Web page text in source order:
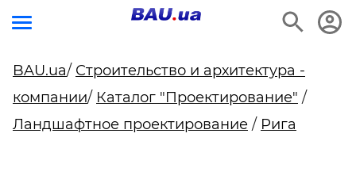
BAU.ua/ Строительство и архитектура -
компании/ Каталог "Проектирование" /
Ландшафтное проектирование / Рига